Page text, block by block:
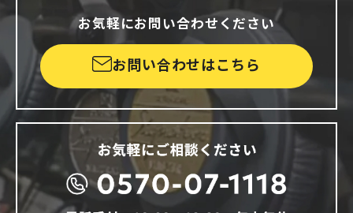
お気軽にお問い合わせください
お問い合わせはこちら